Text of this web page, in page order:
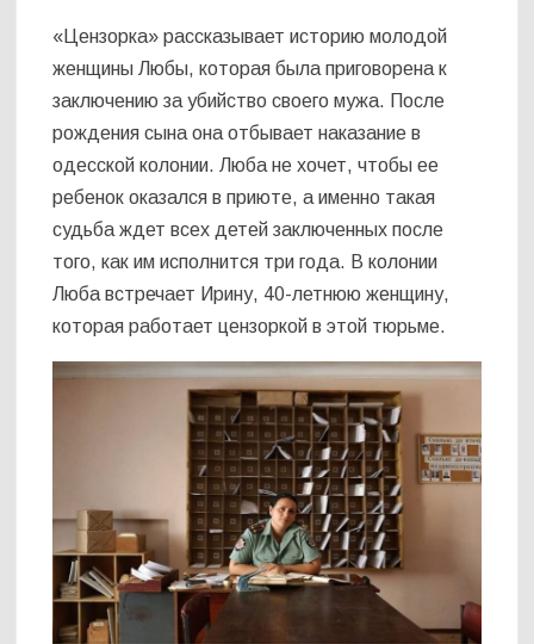
«Цензорка» рассказывает историю молодой
женщины Любы, которая была приговорена к
заключению за убийство своего мужа. После
рождения сына она отбывает наказание в
одесской колонии. Люба не хочет, чтобы ее
ребенок оказался в приюте, а именно такая
судьба ждет всех детей заключенных после
того, как им исполнится три года. В колонии
Люба встречает Ирину, 40-летнюю женщину,
которая работает цензоркой в этой тюрьме.